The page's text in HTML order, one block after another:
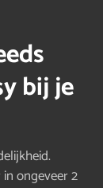
bij je
ongeveer 2